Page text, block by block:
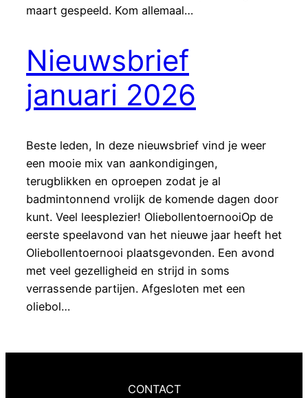
maart gespeeld. Kom allemaal…
Nieuwsbrief
januari 2026
Beste leden, In deze nieuwsbrief vind je weer
een mooie mix van aankondigingen,
terugblikken en oproepen zodat je al
badmintonnend vrolijk de komende dagen door
kunt. Veel leesplezier! OliebollentoernooiOp de
eerste speelavond van het nieuwe jaar heeft het
Oliebollentoernooi plaatsgevonden. Een avond
met veel gezelligheid en strijd in soms
verrassende partijen. Afgesloten met een
oliebol…
CONTACT